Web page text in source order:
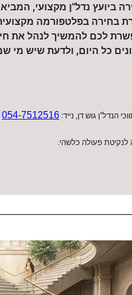
ביועץ נדל"ן מקצועי,
בחירה בפלטפורמה
לכם להמשיך לנהל את
כל היום, ולדעת שיש מי
גוש דן, נייד: 054-7512516
לנקיטת פעולה כלשהי.